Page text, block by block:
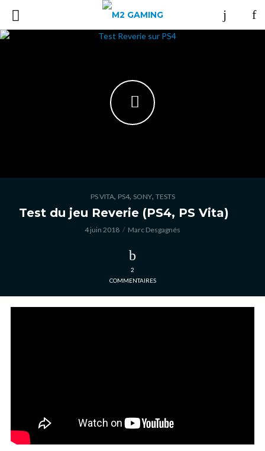
PS VITA, PS4, SONY, TESTS
Test du jeu Reverie (PS4, PS Vita)
4 juin 2018 Marc Desgagnés
2
COMMENTAIRES